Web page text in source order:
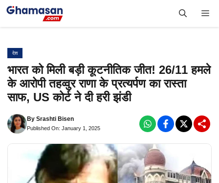
Skip
देश
भारत को मिली बड़ी कूटनीतिक जीत! 26/11 हमले
के आरोपी तहव्वुर राणा के प्रत्यर्पण का रास्ता
साफ, US कोर्ट ने दी हरी झंडी
By Srashti Bisen
Published On: January 1, 2025